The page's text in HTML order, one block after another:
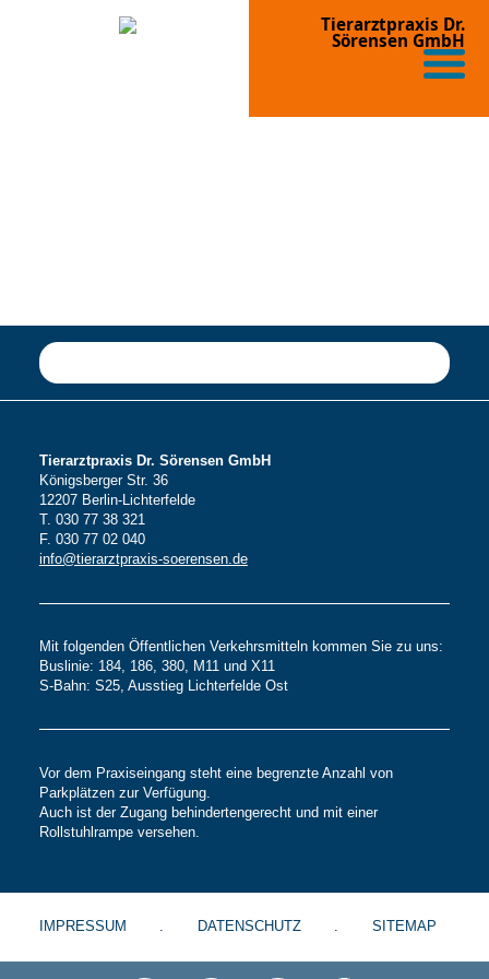
Tierarztpraxis Dr.
Sörensen GmbH
Tierarztpraxis Dr. Sörensen GmbH
Königsberger Str. 36
12207 Berlin-Lichterfelde
T. 030 77 38 321
F. 030 77 02 040
info@tierarztpraxis-soerensen.de
Mit folgenden Öffentlichen Verkehrsmitteln kommen Sie zu uns:
Buslinie: 184, 186, 380, M11 und X11
S-Bahn: S25, Ausstieg Lichterfelde Ost
Vor dem Praxiseingang steht eine begrenzte Anzahl von
Parkplätzen zur Verfügung.
Auch ist der Zugang behindertengerecht und mit einer
Rollstuhlrampe versehen.
IMPRESSUM DATENSCHUTZ SITEMAP